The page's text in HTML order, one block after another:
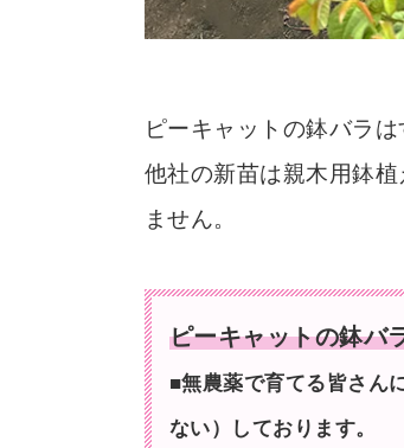
ピーキャットの鉢バラ
他社の新苗は親木用鉢
ません。
ピーキャットの鉢バ
■無農薬で育てる皆さん
ない）しております。